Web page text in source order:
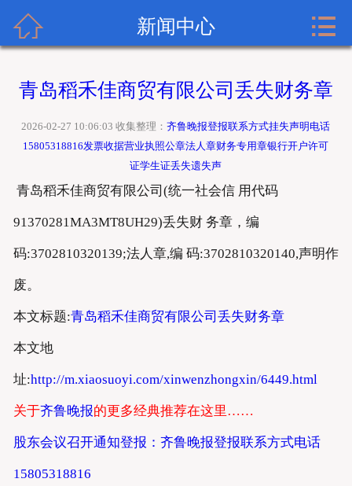
齐鲁晚报广告网首页
齐鲁晚报登报内容
齐鲁晚报新闻中心
齐鲁晚报登报格式
齐鲁晚报登报挂失流程
 新闻中心 
青岛稻禾佳商贸有限公司丢失财务章
2026-02-27 10:06:03 收集整理：齐鲁晚报登报联系方式挂失声明电话
15805318816发票收据营业执照公章法人章财务专用章银行开户许可
证学生证丢失遗失声
青岛稻禾佳商贸有限公司(统一社会信 用代码
91370281MA3MT8UH29)丢失财 务章，编
码:3702810320139;法人章,编 码:3702810320140,声明作
废。
本文标题:青岛稻禾佳商贸有限公司丢失财务章
本文地
址:http://m.xiaosuoyi.com/xinwenzhongxin/6449.html
关于齐鲁晚报的更多经典推荐在这里……
股东会议召开通知登报：齐鲁晚报登报联系方式电话
15805318816